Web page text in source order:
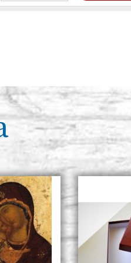
6 serie 100
7 serie 100
8 serie 100